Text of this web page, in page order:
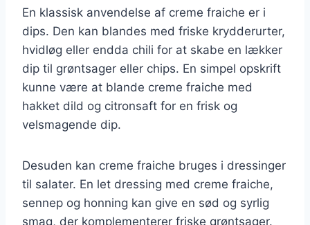
En klassisk anvendelse af creme fraiche er i
dips. Den kan blandes med friske krydderurter,
hvidløg eller endda chili for at skabe en lækker
dip til grøntsager eller chips. En simpel opskrift
kunne være at blande creme fraiche med
hakket dild og citronsaft for en frisk og
velsmagende dip.
Desuden kan creme fraiche bruges i dressinger
til salater. En let dressing med creme fraiche,
sennep og honning kan give en sød og syrlig
smag, der komplementerer friske grøntsager.